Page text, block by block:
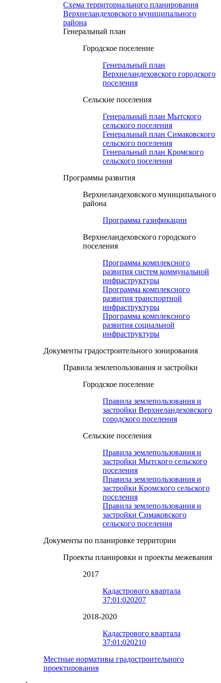
Схема территориального планирования
Верхнеландеховского муниципального
района
Генеральный план
Городское поселение
Генеральный план
Верхнеландеховского городского
поселения
Сельские поселения
Генеральный план Мытского
сельского поселения
Генеральный план Симаковского
сельского поселения
Генеральный план Кромского
сельского поселения
Программы развития
Верхнеландеховского муниципального
района
Программа газификации
Верхнеландеховского городского
поселения
Программа комплексного
развития систем коммунальной
инфраструктуры
Программа комплексного
развития транспортной
инфраструктуры
Программа комплексного
развития социальной
инфраструктуры
Документы градостроительного зонирования
Правила землепользования и застройки
Городское поселение
Правила землепользования и
застройки Верхнеландеховского
городского поселения
Сельские поселения
Правила землепользования и
застройки Мытского сельского
поселения
Правила землепользования и
застройки Кромского сельского
поселения
Правила землепользования и
застройки Симаковского
сельского поселения
Документы по планировке территории
Проекты планировки и проекты межевания
2017
Кадастрового квартала
37:01:020207
2018-2020
Кадастрового квартала
37:01:020210
Местные нормативы градостроительного
проектирования